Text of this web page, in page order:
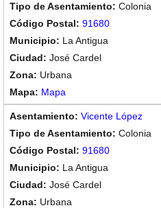
Colonia
91680
La Antigua
José Cardel
Urbana
Mapa
Vicente López
Colonia
91680
La Antigua
José Cardel
Urbana